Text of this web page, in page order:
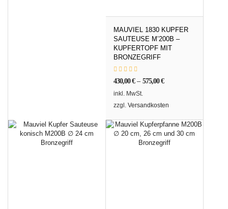
MAUVIEL 1830 KUPFER
SAUTEUSE M’200B –
KUPFERTOPF MIT
BRONZEGRIFF
430,00€– 575,00€
inkl. MwSt.
zzgl. Versandkosten